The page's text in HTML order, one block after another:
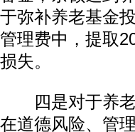
于弥补养老基金
管理费中，提取
损失。
四是对于养老
在道德风险、管